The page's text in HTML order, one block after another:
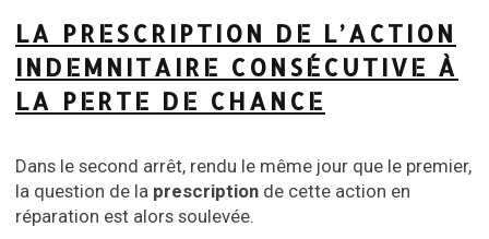
LA PRESCRIPTION DE L’ACTION
INDEMNITAIRE CONSÉCUTIVE À
LA PERTE DE CHANCE
Dans le second arrêt, rendu le même jour que le premier,
la question de la prescription de cette action en
réparation est alors soulevée.